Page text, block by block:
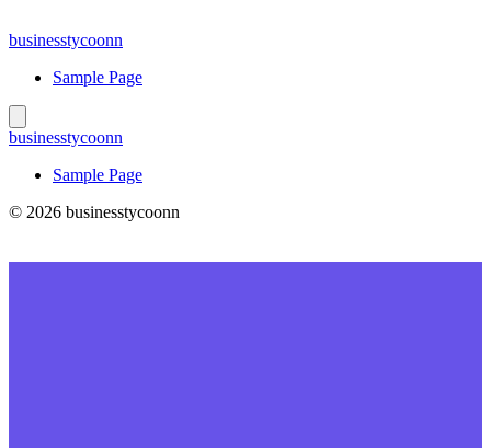
to
businesstycoonn
Sample Page
businesstycoonn
Sample Page
© 2026 businesstycoonn